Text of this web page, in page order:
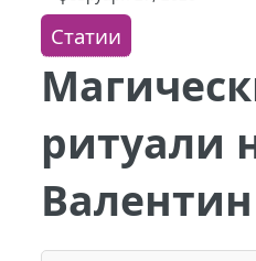
Статии
ритуали
Валентин